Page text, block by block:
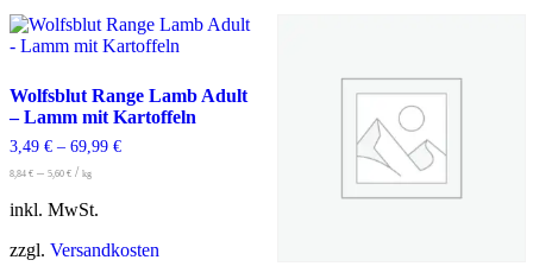
Wolfsblut Range Lamb Adult
– Lamm mit Kartoffeln
3,49 € – 69,99 €
8,84 € – 5,60 € / kg
inkl. MwSt.
zzgl. Versandkosten